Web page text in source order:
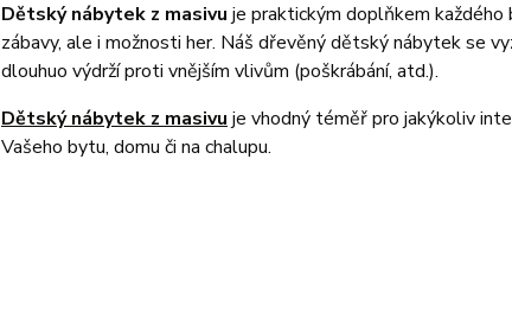
Dětský nábytek z masivu je praktickým doplňkem
zábavy, ale i možnosti her. Náš dřevěný dětský nábytek se
dlouhuo výdrží proti vnějším vlivům (poškrábání, atd.).
Dětský nábytek z masivu je vhodný téměř pro jakýkoliv
Vašeho bytu, domu či na chalupu.